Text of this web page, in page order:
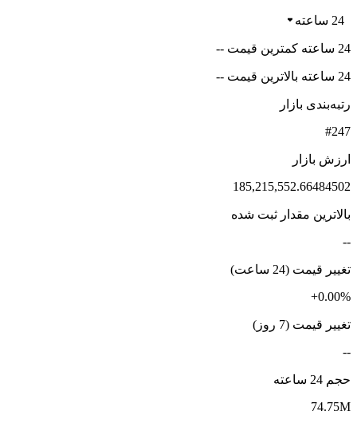
24 ساعته
24 ساعته کمترین قیمت --
24 ساعته بالاترین قیمت --
رتبه‌بندی بازار
#247
ارزش بازار
185,215,552.66484502
بالاترین مقدار ثبت شده
--
تغییر قیمت (24 ساعت)
+0.00%
تغییر قیمت (7 روز)
--
حجم 24 ساعته
74.75M